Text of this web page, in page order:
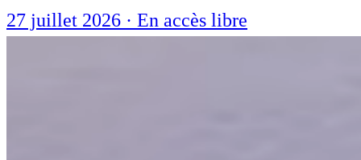
27 juillet 2026 · En accès libre